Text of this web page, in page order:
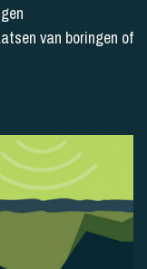
van boringen of